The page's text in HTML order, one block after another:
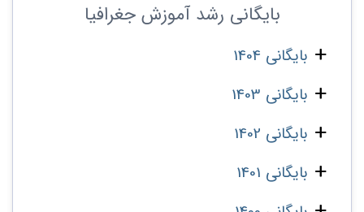
بایگانی رشد آموزش جغرافیا
بایگانی 1404
بایگانی 1403
بایگانی 1402
بایگانی 1401